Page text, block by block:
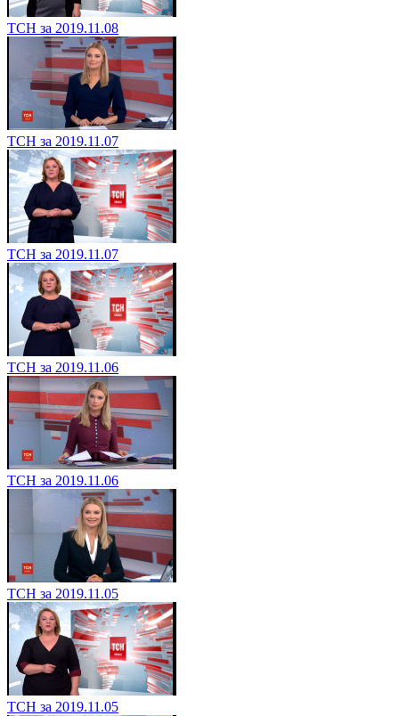
ТСН за 2019.11.08
ТСН за 2019.11.07
ТСН за 2019.11.07
ТСН за 2019.11.06
ТСН за 2019.11.06
ТСН за 2019.11.05
ТСН за 2019.11.05